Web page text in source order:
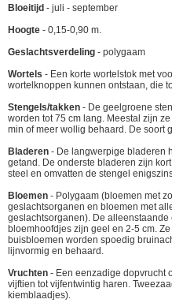
Bloeitijd - juli - september
Hoogte - 0,15-0,90 m.
Geslachtsverdeling - polygaam
Wortels - Een korte wortelstok met
wortelknoppen kunnen ontstaan, die
Stengels/takken - De geelgroene
worden tot 75 cm lang. Meestal zijn
min of meer wollig behaard. De soort
Bladeren - De langwerpige bladeren
getand. De onderste bladeren zijn
steel en omvatten de stengel
Bloemen - Polygaam (bloemen met
geslachtsorganen en bloemen met
geslachtsorganen). De
bloemhoofdjes zijn geel en 2-5 cm.
buisbloemen worden spoedig
lijnvormig en behaard.
Vruchten - Een eenzadige dopvrucht
vijftien tot vijfentwintig haren.
kiemblaadjes).